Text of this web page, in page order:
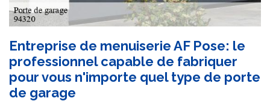
Entreprise de menuiserie AF Pose: le
professionnel capable de fabriquer
pour vous n'importe quel type de porte
de garage